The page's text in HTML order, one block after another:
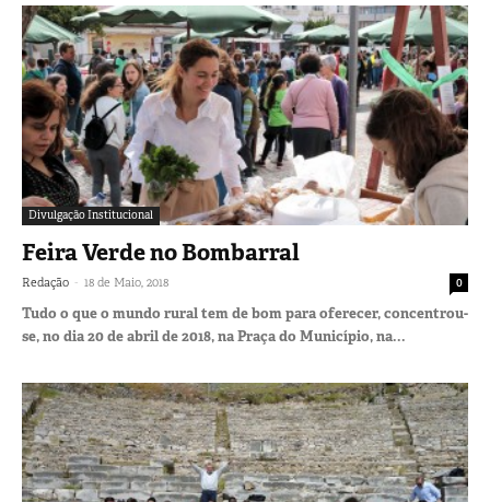
Divulgação Institucional
Feira Verde no Bombarral
Redação - 18 de Maio, 2018 0
Tudo o que o mundo rural tem de bom para oferecer, concentrou-
se, no dia 20 de abril de 2018, na Praça do Município, na...